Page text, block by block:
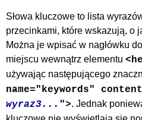
Słowa kluczowe to lista
przecinkami, które wskazują, o
Można je wpisać w nagłówku
miejscu wewnątrz elementu
używając następującego
name="keywords"
wyraz3... ">. Jednak